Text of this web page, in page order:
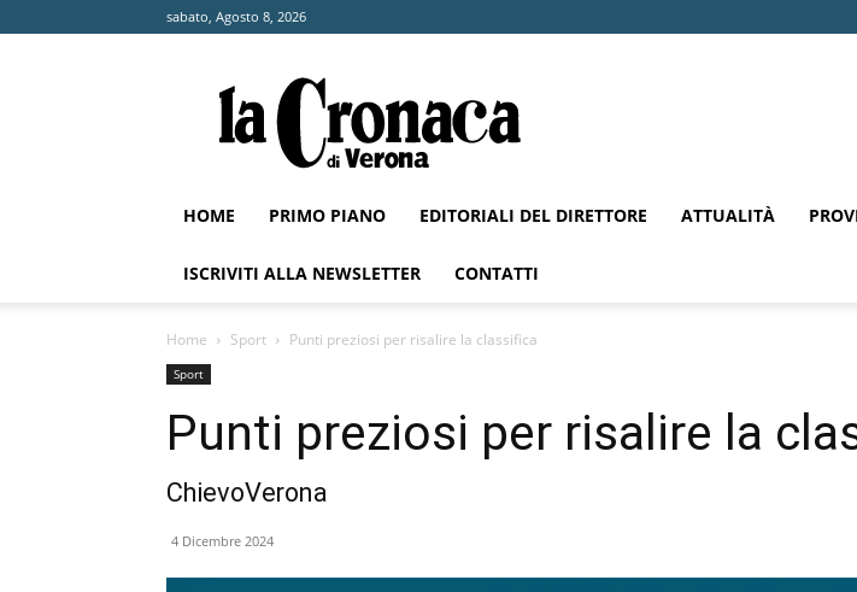
sabato, Agosto 8, 2026
Cronaca
di
Verona
HOME PRIMO PIANO EDITORIALI DEL DIRETTORE ATTUALITÀ
ISCRIVITI ALLA NEWSLETTER CONTATTI
Home Sport Punti preziosi per risalire la classifica
Sport
Punti preziosi per risalire la
ChievoVerona
4 Dicembre 2024